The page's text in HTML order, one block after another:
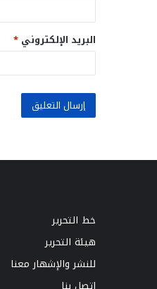
البريد الإلكتروني *
خط التحرير
هيئة التحرير
للنشر والإشهار معنا